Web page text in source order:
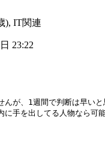
), IT関連
23:22
んが、1週間で判断は早いと
に手を出してる人物なら可